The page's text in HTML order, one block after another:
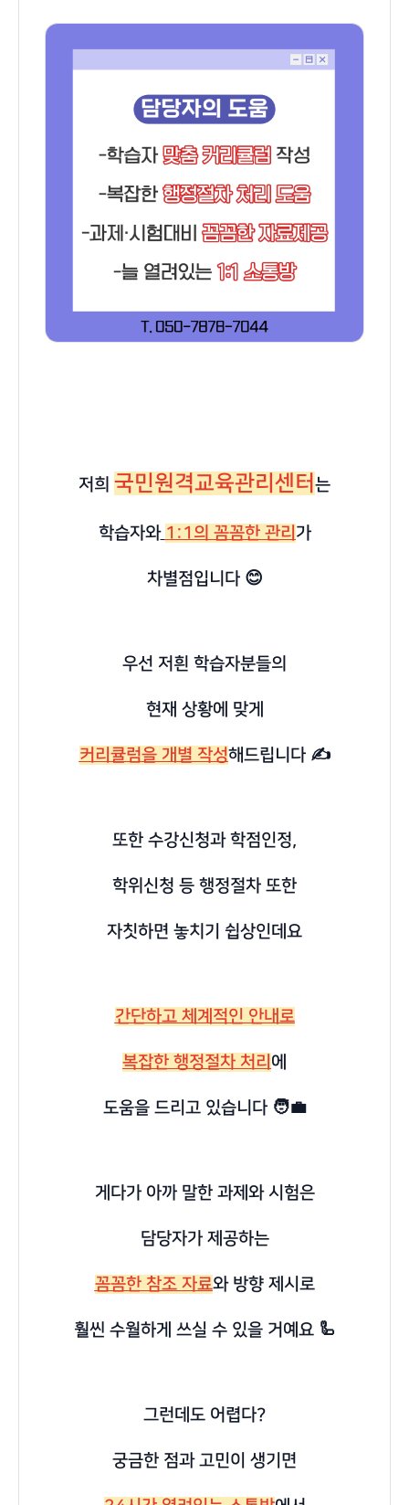
저희 국민원격교육관리센터 는
학습자와 1:1의 꼼꼼한 관리 가
차별점입니다 😊
우선 저흰 학습자분들의
현재 상황에 맞게
커리큘럼을 개별 작성해드립니다 ✍️
또한 수강신청과 학점인정,
학위신청 등 행정절차 또한
자칫하면 놓치기 쉽상인데요
간단하고 체계적인 안내로
복잡한 행정절차 처리 에
도움을 드리고 있습니다 🧑‍💼
게다가 아까 말한 과제와 시험은
담당자가 제공하는
꼼꼼한 참조 자료와 방향 제시로
훨씬 수월하게 쓰실 수 있을 거예요 🦾
그런데도 어렵다?
궁금한 점과 고민이 생기면